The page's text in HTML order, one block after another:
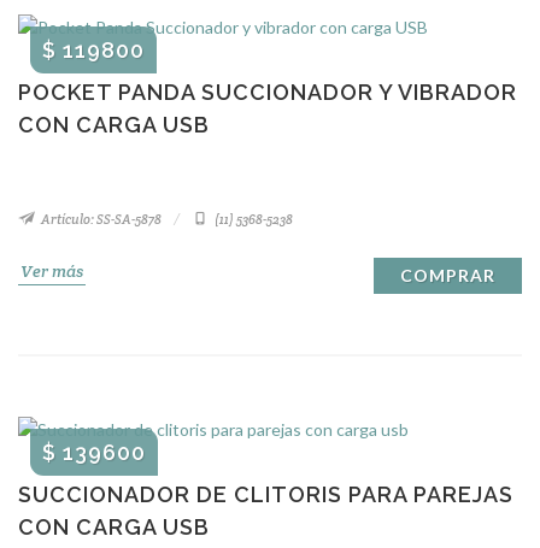
POCKET PANDA SUCCIONADOR Y VIBRADOR
CON CARGA USB
$ 119800
Artículo: SS-SA-5878 (11) 5368-5238
Ver más COMPRAR
SUCCIONADOR DE CLITORIS PARA PAREJAS
CON CARGA USB
$ 139600